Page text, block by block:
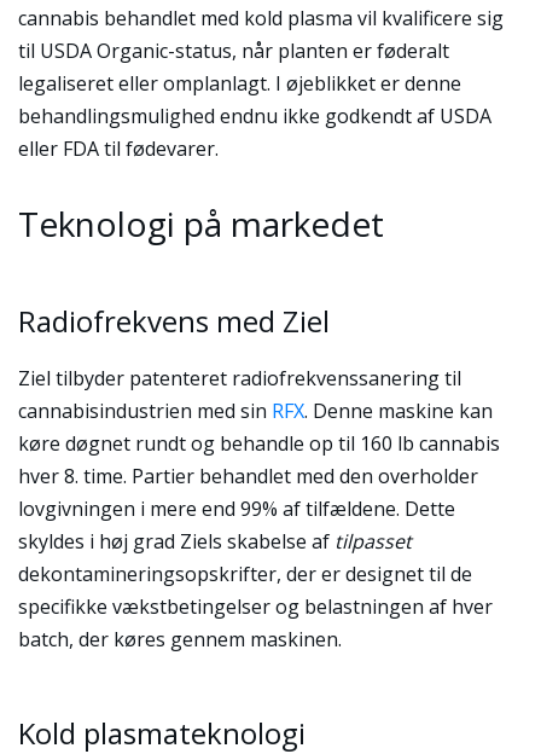
cannabis behandlet med kold plasma vil kvalificere sig
til USDA Organic-status, når planten er føderalt
legaliseret eller omplanlagt. I øjeblikket er denne
behandlingsmulighed endnu ikke godkendt af USDA
eller FDA til fødevarer.
Teknologi på markedet
Radiofrekvens med Ziel
Ziel tilbyder patenteret radiofrekvenssanering til
cannabisindustrien med sin RFX. Denne maskine kan
køre døgnet rundt og behandle op til 160 lb cannabis
hver 8. time. Partier behandlet med den overholder
lovgivningen i mere end 99% af tilfældene. Dette
skyldes i høj grad Ziels skabelse af tilpasset
dekontamineringsopskrifter, der er designet til de
specifikke vækstbetingelser og belastningen af hver
batch, der køres gennem maskinen.
Kold plasmateknologi